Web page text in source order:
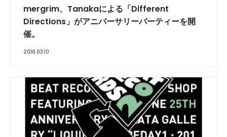
mergrim、Tanakaによる「Different
Directions」がアニバーサリーパーティーを開
催。
2016.03.10